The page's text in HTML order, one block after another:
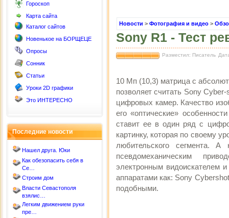
Гороскоп
Карта сайта
Каталог сайтов
Новенькое на БОРЩЕЦЕ
Опросы
Сонник
Статьи
Уроки 2D графики
Это ИНТЕРЕСНО
Последние новости
Нашел друга. Юки
Как обезопасить себя в
Се…
Строим дом
Власти Севастополя
взялис…
Легким движением руки
пре…
Новости > Фотография и видео >
Sony R1 - Тест
Разместил: Писатель
10 Мп (10,3) матрица с
позволяет считать Sony
цифровых камер. Качество
его «оптические»
ставит ее в один ряд с
картинку, которая по своему
любительского сегмента.
псевдомеханическим
электронным
аппаратами как: Sony
подобными.